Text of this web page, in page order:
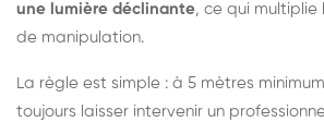
une lumière déclinante, ce qui multiplie
de manipulation.
La règle est simple : à 5 mètres
toujours laisser intervenir un